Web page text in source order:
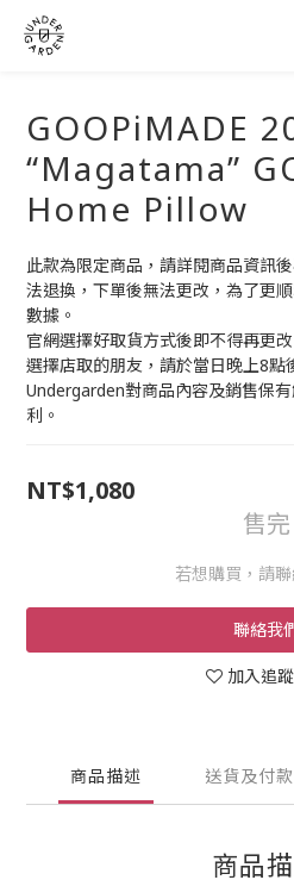
GOOPiMADE
“Magatama”
Home Pillow
此款為限定商品，請詳閱商品資訊
法退換，下單後無法更改，為了更
數據。
官網選擇好取貨方式後即不得再更改
選擇店取的朋友，請於當日晚上8點
Undergarden對商品內容及銷售保
利。
NT$1,080
售完
若想購買，請聯
聯絡我
加入追
商品描述 送貨及付
商品